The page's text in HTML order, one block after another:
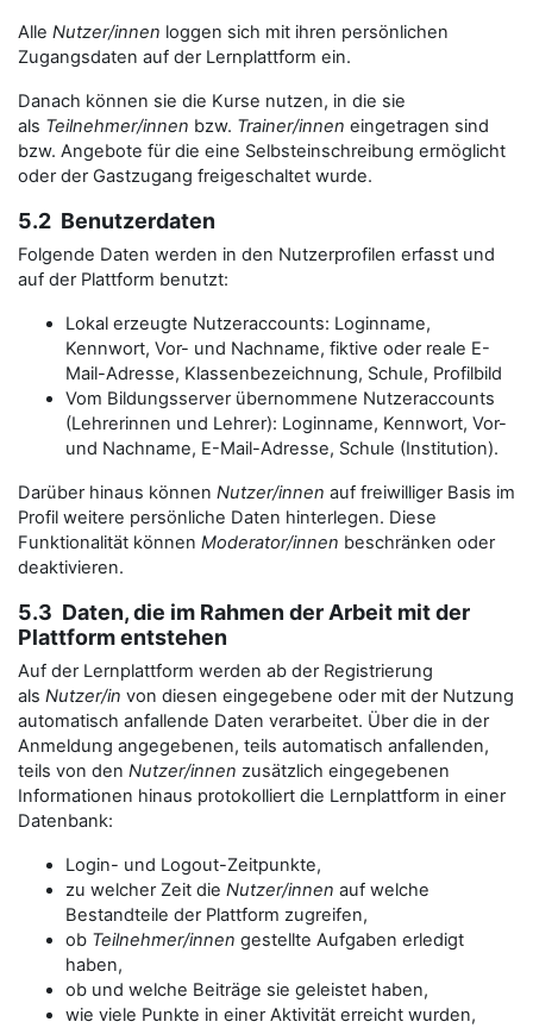
Alle Nutzer/innen loggen sich mit ihren persönlichen
Zugangsdaten auf der Lernplattform ein.
Danach können sie die Kurse nutzen, in die sie
als Teilnehmer/innen bzw. Trainer/innen eingetragen sind
bzw. Angebote für die eine Selbsteinschreibung ermöglicht
oder der Gastzugang freigeschaltet wurde.
5.2 Benutzerdaten
Folgende Daten werden in den Nutzerprofilen erfasst und
auf der Plattform benutzt:
Lokal erzeugte Nutzeraccounts: Loginname,
Kennwort, Vor- und Nachname, fiktive oder reale E-
Mail-Adresse, Klassenbezeichnung, Schule, Profilbild
Vom Bildungsserver übernommene Nutzeraccounts
(Lehrerinnen und Lehrer): Loginname, Kennwort, Vor-
und Nachname, E-Mail-Adresse, Schule (Institution).
Darüber hinaus können Nutzer/innen auf freiwilliger Basis im
Profil weitere persönliche Daten hinterlegen. Diese
Funktionalität können Moderator/innen beschränken oder
deaktivieren.
5.3 Daten, die im Rahmen der Arbeit mit der
Plattform entstehen
Auf der Lernplattform werden ab der Registrierung
als Nutzer/in von diesen eingegebene oder mit der Nutzung
automatisch anfallende Daten verarbeitet. Über die in der
Anmeldung angegebenen, teils automatisch anfallenden,
teils von den Nutzer/innen zusätzlich eingegebenen
Informationen hinaus protokolliert die Lernplattform in einer
Datenbank:
Login- und Logout-Zeitpunkte,
zu welcher Zeit die Nutzer/innen auf welche
Bestandteile der Plattform zugreifen,
ob Teilnehmer/innen gestellte Aufgaben erledigt
haben,
ob und welche Beiträge sie geleistet haben,
wie viele Punkte in einer Aktivität erreicht wurden,